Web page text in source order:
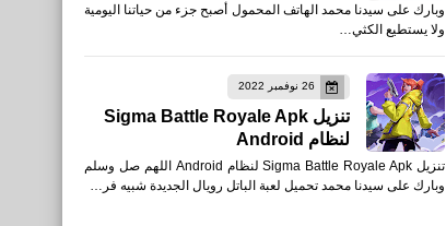
وبارك على سيدنا محمد الهاتف المحمول أصبح جزء من حياتنا اليومية
ولا يستطيع الكثي…
26 نوفمبر 2022
تنزيل Sigma Battle Royale Apk
لنظام Android
تنزيل Sigma Battle Royale Apk لنظام Android اللهم صل وسلم
وبارك على سيدنا محمد تحميل لعبة الباتل رويال الجديدة شبيه فر…
جدول مباريات ليفربول في
الدوري الإنجليزي 2019/2018